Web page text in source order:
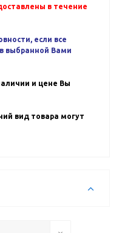
в течение
если все
выбранной Вами
и цене Вы
вид товара могут